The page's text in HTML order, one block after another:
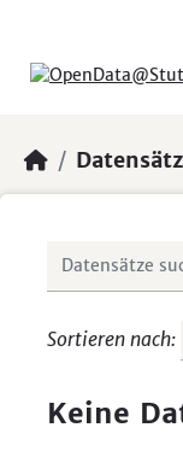
Sortieren nach
Keine